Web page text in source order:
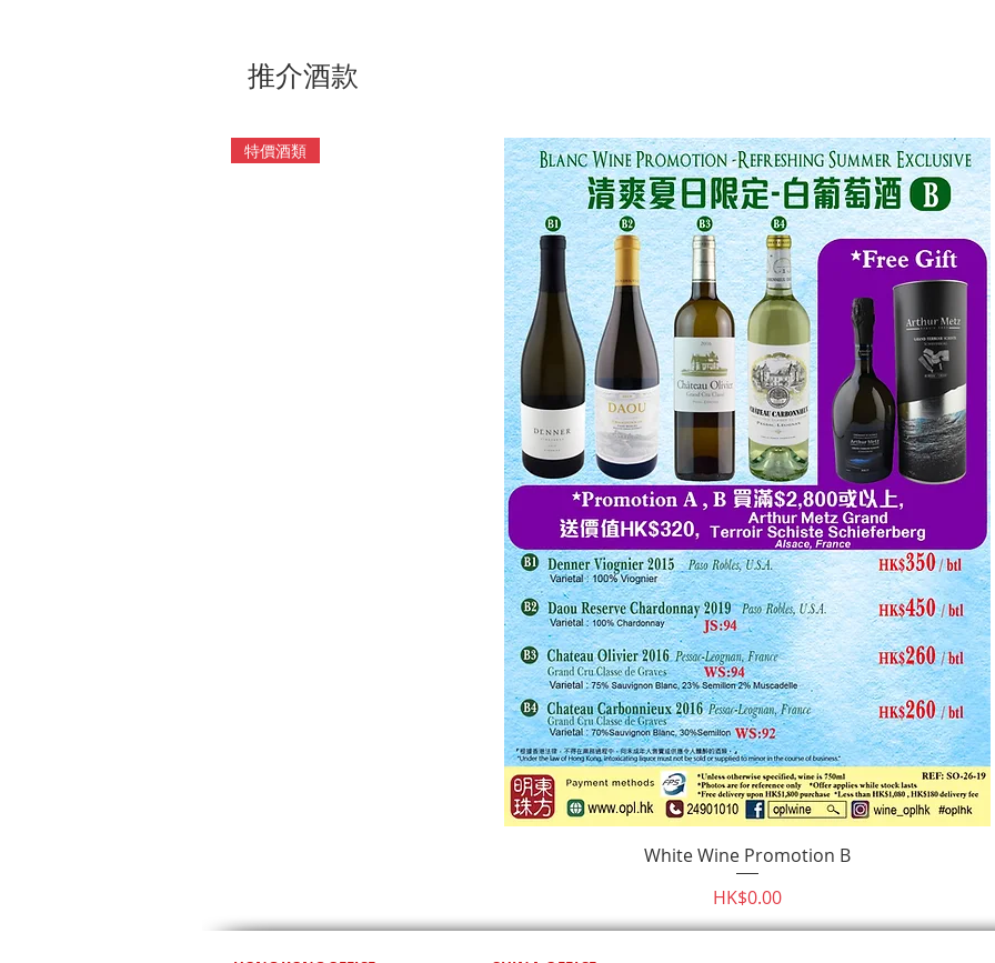
推介酒款
快速瀏覽
特價酒類
White Wine Promotion B
價格
HK$0.00